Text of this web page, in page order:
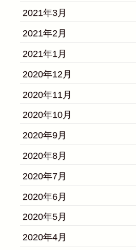
2021年3月
2021年2月
2021年1月
2020年12月
2020年11月
2020年10月
2020年9月
2020年8月
2020年7月
2020年6月
2020年5月
2020年4月